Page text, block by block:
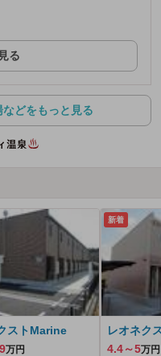
る
どをもっと見る
ストMarine
万円
新着
レオネク
4.4～5万円